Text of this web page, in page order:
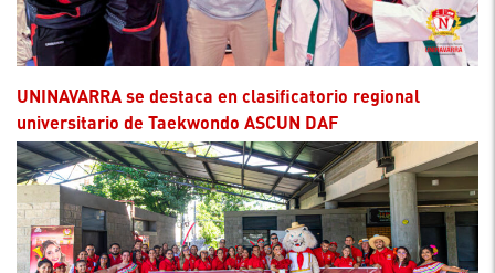
UNINAVARRA se destaca en clasificatorio regional
universitario de Taekwondo ASCUN DAF